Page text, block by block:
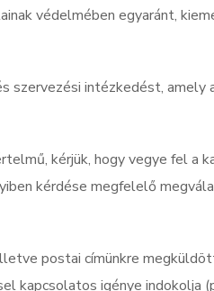
védelmében egyaránt,
szervezési intézkedést,
kérjük, hogy vegye fel a
kérdése megfelelő
postai címünkre
kapcsolatos igénye indokolja